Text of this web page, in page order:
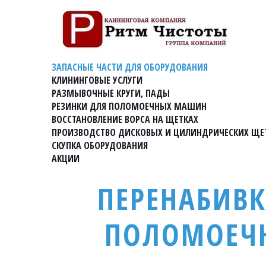
ЗАПАСНЫЕ ЧАСТИ ДЛЯ ОБОРУДОВАНИЯ
КЛИНИНГОВЫЕ УСЛУГИ
РАЗМЫВОЧНЫЕ КРУГИ, ПАДЫ
РЕЗИНКИ ДЛЯ ПОЛОМОЕЧНЫХ МАШИН
ВОССТАНОВЛЕНИЕ ВОРСА НА ЩЕТКАХ
ПРОИЗВОДСТВО ДИСКОВЫХ И ЦИЛИНДРИЧЕСКИХ
СКУПКА ОБОРУДОВАНИЯ
АКЦИИ